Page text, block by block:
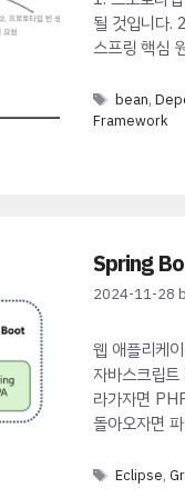
될 것입니다.
스프링 핵심
Tags
bean,
Framework
Spring
2024-11-28
웹 애플리케
자바스크립
라가자면
돌아오자면
Tags
Eclipse,